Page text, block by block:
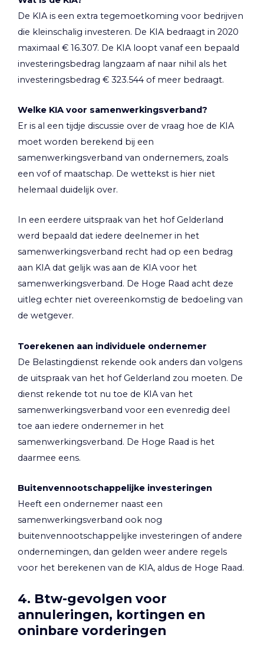
De KIA is een extra tegemoetkoming voor bedrijven
die kleinschalig investeren. De KIA bedraagt in 2020
maximaal € 16.307. De KIA loopt vanaf een bepaald
investeringsbedrag langzaam af naar nihil als het
investeringsbedrag € 323.544 of meer bedraagt.
Welke KIA voor samenwerkingsverband?
Er is al een tijdje discussie over de vraag hoe de KIA
moet worden berekend bij een
samenwerkingsverband van ondernemers, zoals
een vof of maatschap. De wettekst is hier niet
helemaal duidelijk over.
In een eerdere uitspraak van het hof Gelderland
werd bepaald dat iedere deelnemer in het
samenwerkingsverband recht had op een bedrag
aan KIA dat gelijk was aan de KIA voor het
samenwerkingsverband. De Hoge Raad acht deze
uitleg echter niet overeenkomstig de bedoeling van
de wetgever.
Toerekenen aan individuele ondernemer
De Belastingdienst rekende ook anders dan volgens
de uitspraak van het hof Gelderland zou moeten. De
dienst rekende tot nu toe de KIA van het
samenwerkingsverband voor een evenredig deel
toe aan iedere ondernemer in het
samenwerkingsverband. De Hoge Raad is het
daarmee eens.
Buitenvennootschappelijke investeringen
Heeft een ondernemer naast een
samenwerkingsverband ook nog
buitenvennootschappelijke investeringen of andere
ondernemingen, dan gelden weer andere regels
voor het berekenen van de KIA, aldus de Hoge Raad.
4. Btw-gevolgen voor
annuleringen, kortingen en
oninbare vorderingen